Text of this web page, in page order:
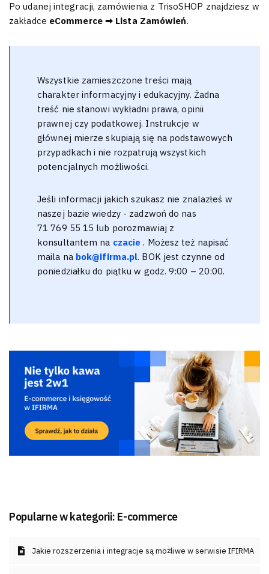
Po udanej integracji, zamówienia z TrisoSHOP znajdziesz w
zakładce eCommerce ➡ Lista Zamówień.
Wszystkie zamieszczone treści mają
charakter informacyjny i edukacyjny. Żadna
treść nie stanowi wykładni prawa, opinii
prawnej czy podatkowej. Instrukcje w
głównej mierze skupiają się na podstawowych
przypadkach i nie rozpatrują wszystkich
potencjalnych możliwości.
Jeśli informacji jakich szukasz nie znalazłeś w
naszej bazie wiedzy - zadzwoń do nas
71 769 55 15 lub porozmawiaj z
konsultantem na czacie. Możesz też napisać
maila na bok@ifirma.pl. BOK jest czynne od
poniedziałku do piątku w godz. 9:00 – 20:00.
Popularne w kategorii: E-commerce
Jakie rozszerzenia i integracje są możliwe w serwisie IFIRMA